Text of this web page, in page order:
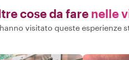
cose da fare nelle
visitato queste esperienze